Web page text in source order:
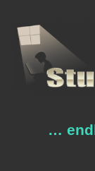
Inhalt
springen
…